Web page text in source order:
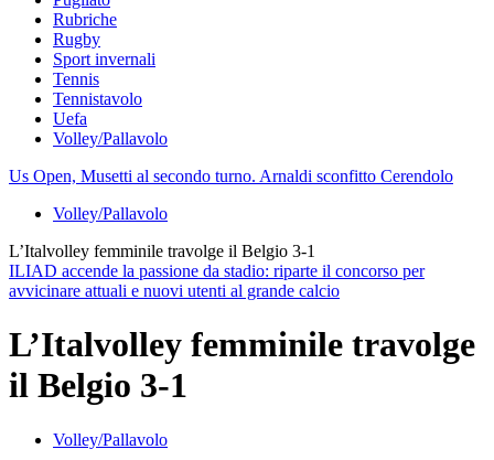
Rubriche
Rugby
Sport invernali
Tennis
Tennistavolo
Uefa
Volley/Pallavolo
Us Open, Musetti al secondo turno. Arnaldi sconfitto Cerendolo
Volley/Pallavolo
L’Italvolley femminile travolge il Belgio 3-1
ILIAD accende la passione da stadio: riparte il concorso per
avvicinare attuali e nuovi utenti al grande calcio
L’Italvolley femminile travolge
il Belgio 3-1
Volley/Pallavolo